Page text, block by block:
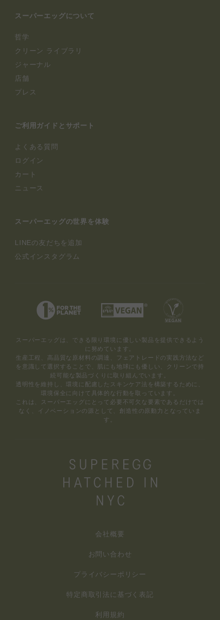
スーパーエッグについて
哲学
クリーン ライブラリ
ジャーナル
店舗
プレス
ご利用ガイドとサポート
よくある質問
ログイン
カート
ニュース
スーパーエッグの世界を体験
LINEの友だちを追加
公式インスタグラム
スーパーエッグは、できる限り環境に優しい製品を提供できるよう
に努めています。
生産工程、高品質な原材料の調達、フェアトレードの実践方法など
を意識して選択することで、肌にも地球にも優しい、クリーンで持
続可能な製品づくりに取り組んでいます。
透明性を維持し、環境に配慮したスキンケア法を構築するために、
環境保全に向けて具体的な行動を取っています。
これは、スーパーエッグにとって必要不可欠な要素であるだけでは
なく、イノベーションの源として、創造性の原動力となっていま
す。
会社概要
お問い合わせ
プライバシーポリシー
特定商取引法に基づく表記
利用規約